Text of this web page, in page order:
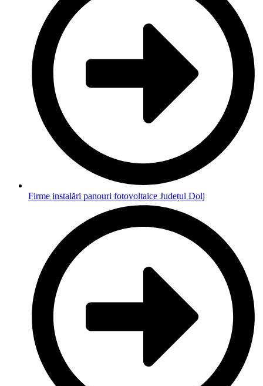
Firme instalări panouri fotovoltaice Județul Dolj